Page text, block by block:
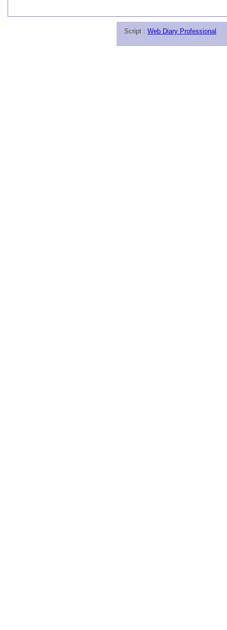
Script : Web Diary Professional